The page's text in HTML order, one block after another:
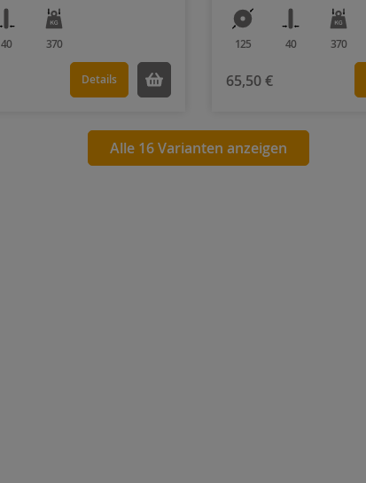
40 370
Details
125 40 370
65,50 €
Alle 16 Varianten anzeigen